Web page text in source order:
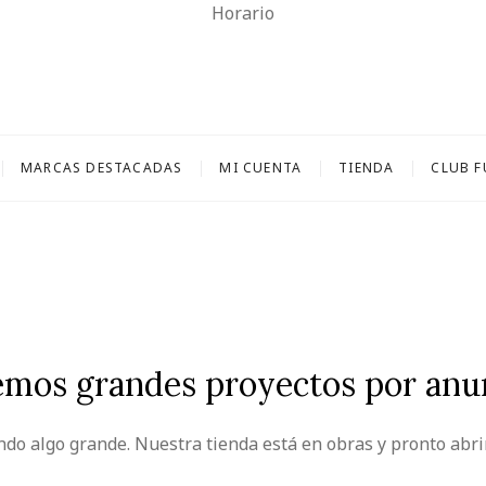
Horario
MARCAS DESTACADAS MI CUENTA TIENDA CLUB
grandes proyectos por
algo grande. Nuestra tienda está en obras y pronto